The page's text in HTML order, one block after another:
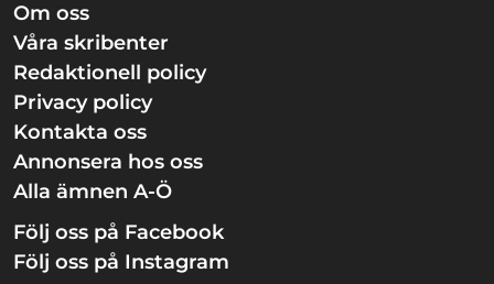
Om oss
Våra skribenter
Redaktionell policy
Privacy policy
Kontakta oss
Annonsera hos oss
Alla ämnen A-Ö
Följ oss på Facebook
Följ oss på Instagram